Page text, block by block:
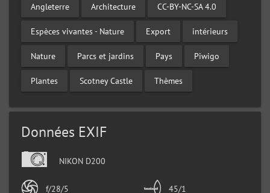
Angleterre Architecture CC-BY-NC-SA 4.0
Espèces vivantes - Nature Export intérieurs
Nature Parcs et jardins Pays Piwigo
Plantes Scotney Castle Thèmes
Données EXIF
NIKON D200
f/28/5 45/1